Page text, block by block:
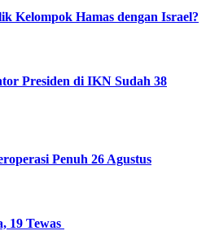
Kelompok Hamas dengan Israel?
Presiden di IKN Sudah 38
Penuh 26 Agustus
19 Tewas